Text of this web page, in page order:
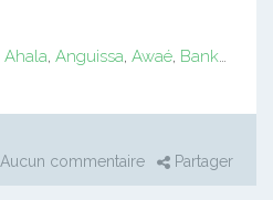
Ahala, Anguissa, Awaé, Bankomo
Aucun commentaire Partager